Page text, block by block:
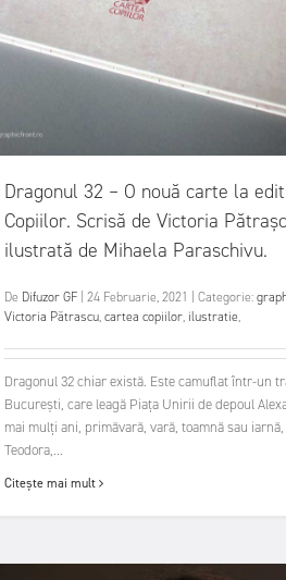
Dragonul 32 – O nouă carte la
Copiilor. Scrisă de Victoria
ilustrată de Mihaela Paraschivu.
De Difuzor GF 24 Februarie, 2021 Categorie:
Victoria Pătrascu,cartea copiilor, ilustratie,
Dragonul 32 chiar există. Este camuflat într-un
București, care leagă Piața Unirii de depoul
mai mulți ani, primăvară, vară, toamnă sau
Teodora,...
Citește mai mult